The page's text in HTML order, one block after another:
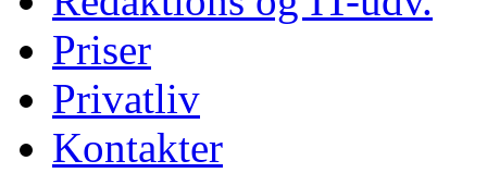
Priser
Privatliv
Kontakter